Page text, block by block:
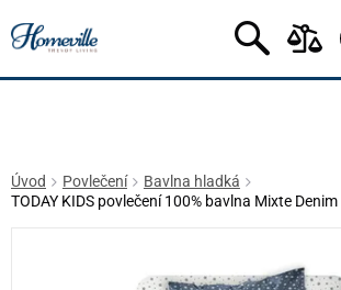
Úvod Povlečení
Bavlna hladká
TODAY KIDS povlečení 100% bavlna Mixte